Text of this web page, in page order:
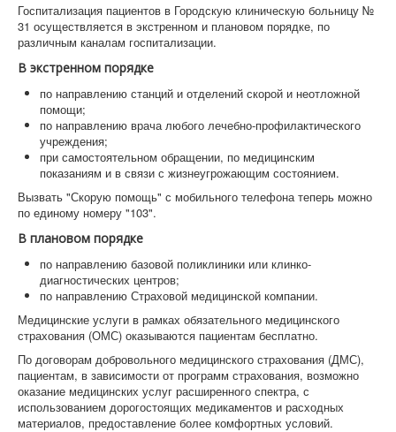
Госпитализация пациентов в Городскую клиническую больницу №
31 осуществляется в экстренном и плановом порядке, по
различным каналам госпитализации.
В экстренном порядке
по направлению станций и отделений скорой и неотложной
помощи;
по направлению врача любого лечебно-профилактического
учреждения;
при самостоятельном обращении, по медицинским
показаниям и в связи с жизнеугрожающим состоянием.
Вызвать "Скорую помощь" с мобильного телефона теперь можно
по единому номеру "103".
В плановом порядке
по направлению базовой поликлиники или клинко-
диагностических центров;
по направлению Страховой медицинской компании.
Медицинские услуги в рамках обязательного медицинского
страхования (ОМС) оказываются пациентам бесплатно.
По договорам добровольного медицинского страхования (ДМС),
пациентам, в зависимости от программ страхования, возможно
оказание медицинских услуг расширенного спектра, с
использованием дорогостоящих медикаментов и расходных
материалов, предоставление более комфортных условий.